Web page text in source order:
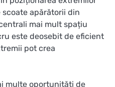
apărătorii din
mai mult spațiu
este deosebit de eficient
pot crea
multe oportunități de